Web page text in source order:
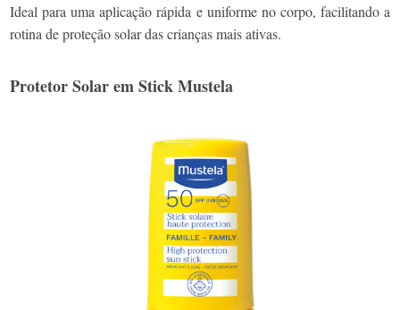
Ideal para uma aplicação rápida e uniforme no corpo, facilitando a
rotina de proteção solar das crianças mais ativas.
Protetor Solar em Stick Mustela